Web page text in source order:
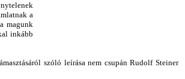
a
magunk
inkább
szóló leírása nem csupán Rudolf Steiner